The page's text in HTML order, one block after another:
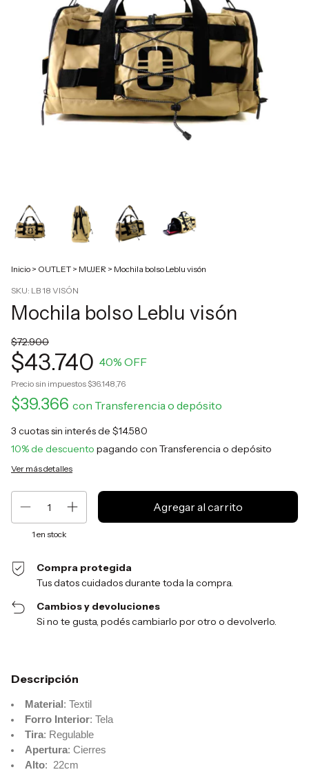
Inicio > OUTLET > MUJER > Mochila bolso Leblu visón
SKU: LB 18 VISÓN
Mochila bolso Leblu visón
$72.900
$43.740 40% OFF
Precio sin impuestos$36.148,76
$39.366 con Transferencia o depósito
3 cuotas sin interés de $14.580
10% de descuento pagando con Transferencia o depósito
Ver más detalles
1 en stock
Compra protegida
Tus datos cuidados durante toda la compra.
Cambios y devoluciones
Si no te gusta, podés cambiarlo por otro o devolverlo.
Descripción
Material : Textil
Forro Interior: Tela
Tira: Regulable
Apertura: Cierres
Alto: 22cm